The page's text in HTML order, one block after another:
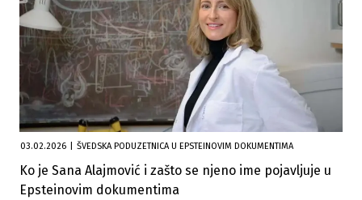
03.02.2026 ŠVEDSKA PODUZETNICA U EPSTEINOVIM DOKUMENTIMA
Ko je Sana Alajmović i zašto se njeno ime pojavljuje u
Epsteinovim dokumentima